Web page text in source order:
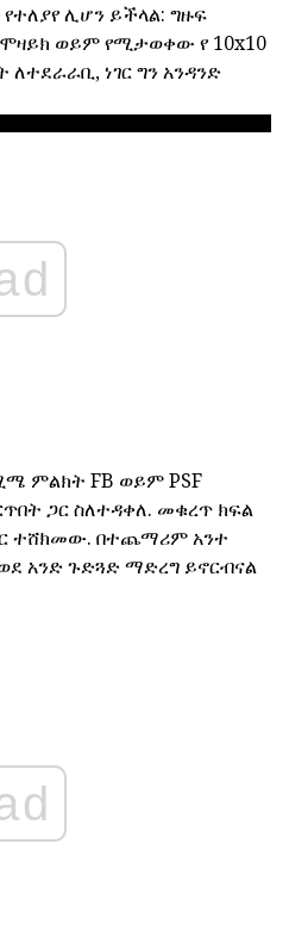
ሊሆን ይችላል: ግዙፍ
ወይም የሚታወቀው የ 10x10
ነገር ግን አንዳንድ
ምልክት FB ወይም PSF
ጋር ስለተዳቀለ. መቁረጥ ክፍል
ተሸክመው. በተጨማሪም አንተ
አንድ ጉድጓድ ማድረግ ይኖርብናል